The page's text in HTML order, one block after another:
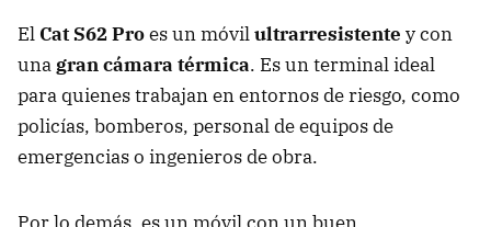
El Cat S62 Proes un móvilultrarresistente y con
una gran cámara térmica. Es un terminal ideal
para quienes trabajan en entornos de riesgo, como
policías, bomberos, personal de equipos de
emergencias o ingenieros de obra.